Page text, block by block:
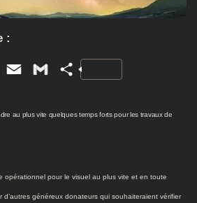
:
LinkedInEmail GmailPartager
au plus vite quelques temps forts pour les travaux de
opérationnel pour le visuel au plus vite et en toute
d’autres généreux donateurs qui souhaiteraient vérifier